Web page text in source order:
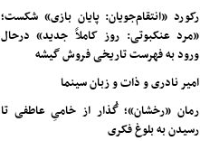
رکورد «انتقام‌جویان: پایان بازی» شکست؛
«مرد عنکبوتی: روز کاملاً جدید» درحال
ورود به فهرست تاریخی فروش گیشه
امیر نادری و ذات و زبان سینما
رمان «رخشان»؛ گُذار از خامیِ عاطفی تا
رسیدن به بلوغ فکری